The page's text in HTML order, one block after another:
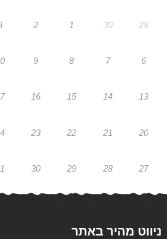
29
30
1
2
6
7
8
9
13
14
15
16
20
21
22
23
27
28
29
30
ניווט מהיר באתר